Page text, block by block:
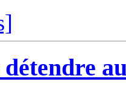
détendre